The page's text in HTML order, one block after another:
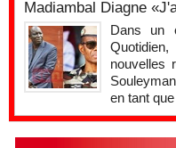
Madiambal Diagne
Dans un
nouvelles
en tant